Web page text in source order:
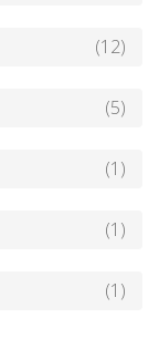
(12)
(5)
(1)
(1)
(1)